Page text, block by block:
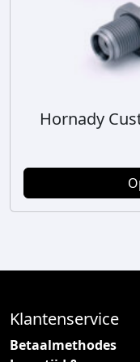
Hornady
p
r
o
c
h
e
Klantenservice
Betaalmethodes